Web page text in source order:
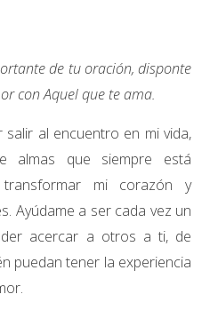
de tu oración, disponte
con Aquel que te ama.
salir al encuentro en mi vida,
almas que siempre está
mi corazón y
Ayúdame a ser cada vez un
acercar a otros a ti, de
puedan tener la experiencia